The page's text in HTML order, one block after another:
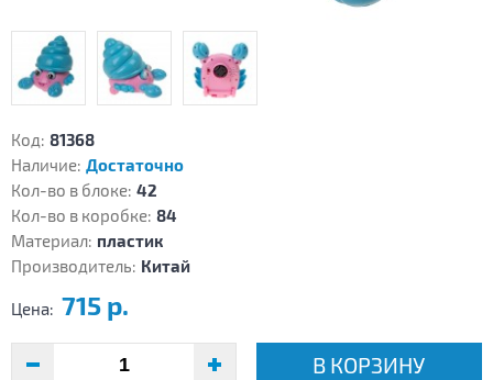
Код: 81368
Наличие: Достаточно
Кол-во в блоке: 42
Кол-во в коробке: 84
Материал: пластик
Производитель: Китай
Цена: 715 р.
В КОРЗИНУ